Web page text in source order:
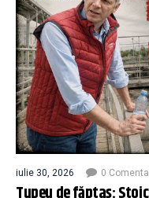
iulie 30, 2026 0